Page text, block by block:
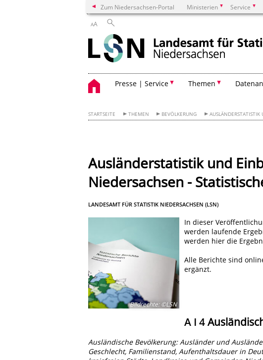
Zum Niedersachsen-Portal Ministerien Service
AA
Presse | Service Themen
STARTSEITE THEMEN BEVÖLKERUNG
Ausländerstatistik und
Niedersachsen -
LANDESAMT FÜR STATISTIK NIEDERSACHSEN (LSN)
Bildrechte:©LSN
In dieser
werden laufende
werden hier die
Alle Berichte sind
ergänzt.
A I 4
Ausländische Bevölkerung: Ausländer und
Geschlecht, Familienstand, Aufenthaltsdauer in